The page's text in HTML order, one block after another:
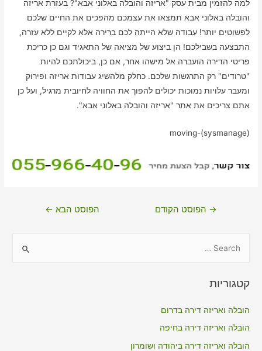
למה להזמין מבית עסק "אריזה והובלה באלוני אבא"? בעזרת אריזה
והובלה באלוני אבא תמצאו את עצמכם מהפכים את החיים שלכם
לפשוטים יותר! עבודה שלא הייתה לכם ברירה אלא לקיים ללא עזרה,
התבצעה בשבילכם! הן ביצוע של מציאה של התאגיד וגם כן כריכת
פריטי הדירה הועברה אל מישהו אחר, אם כן, ביכולתכם להיות
"טרודים" רק התרגשות שלכם. כחלק מלהשיג עבודות אריזה ופירוק
ומעבר עלויות נמוכות יכולים להפוך את החוויה לחיובית מרגיל, ועל כן
אתם צריכים את אתר "אריזה והובלה באלוני אבא".
moving-(sysmanage)
ניווט→ הפוסט הקודם הפוסט הבא ←
r
קטגוריות
הובלה ואריזה דירה בדרום
הובלה ואריזה דירה בחיפה
הובלה ואריזה דירה ביהודה ושומרון